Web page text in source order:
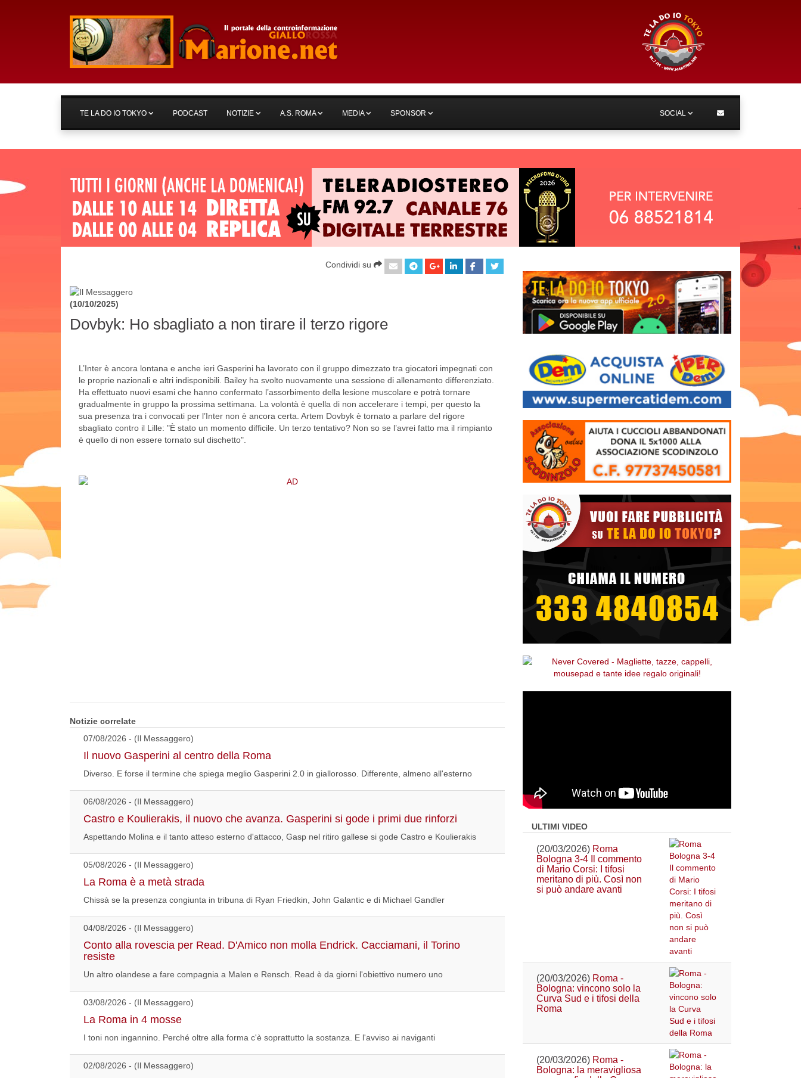
TE LA DO IO TOKYO PODCAST NOTIZIE A.S. ROMA MEDIA SPONSOR SOCIAL
Condividi su
(10/10/2025)
Dovbyk: Ho sbagliato a non tirare il terzo rigore
L’Inter è ancora lontana e anche ieri Gasperini ha lavorato con il gruppo dimezzato tra giocatori impegnati con
le proprie nazionali e altri indisponibili. Bailey ha svolto nuovamente una sessione di allenamento differenziato.
Ha effettuato nuovi esami che hanno confermato l’assorbimento della lesione muscolare e potrà tornare
gradualmente in gruppo la prossima settimana. La volontà è quella di non accelerare i tempi, per questo la
sua presenza tra i convocati per l’Inter non è ancora certa. Artem Dovbyk è tornato a parlare del rigore
sbagliato contro il Lille: "È stato un momento difficile. Un terzo tentativo? Non so se l’avrei fatto ma il rimpianto
è quello di non essere tornato sul dischetto".
Notizie correlate
07/08/2026 - (Il Messaggero)
Il nuovo Gasperini al centro della Roma
Diverso. E forse il termine che spiega meglio Gasperini 2.0 in giallorosso. Differente, almeno all'esterno
06/08/2026 - (Il Messaggero)
Castro e Koulierakis, il nuovo che avanza. Gasperini si gode i primi due rinforzi
Aspettando Molina e il tanto atteso esterno d'attacco, Gasp nel ritiro gallese si gode Castro e Koulierakis
05/08/2026 - (Il Messaggero)
La Roma è a metà strada
Chissà se la presenza congiunta in tribuna di Ryan Friedkin, John Galantic e di Michael Gandler
04/08/2026 - (Il Messaggero)
Conto alla rovescia per Read. D'Amico non molla Endrick. Cacciamani, il Torino
resiste
Un altro olandese a fare compagnia a Malen e Rensch. Read è da giorni l'obiettivo numero uno
03/08/2026 - (Il Messaggero)
La Roma in 4 mosse
I toni non ingannino. Perché oltre alla forma c'è soprattutto la sostanza. E l'avviso ai naviganti
02/08/2026 - (Il Messaggero)
ULTIMI VIDEO
(20/03/2026) Roma
Bologna 3-4 Il commento
di Mario Corsi: I tifosi
meritano di più. Così non
si può andare avanti
(20/03/2026) Roma -
Bologna: vincono solo la
Curva Sud e i tifosi della
Roma
(20/03/2026) Roma -
Bologna: la meravigliosa